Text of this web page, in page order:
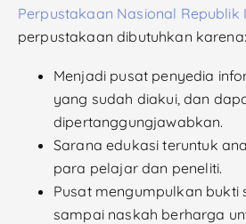
Perpustakaan Nasional Republik
perpustakaan dibutuhkan karena:
Menjadi pusat penyedia
yang sudah diakui, dan
dipertanggungjawabkan.
Sarana edukasi teruntuk
para pelajar dan peneliti.
Pusat mengumpulkan bukti
sampai naskah berharga